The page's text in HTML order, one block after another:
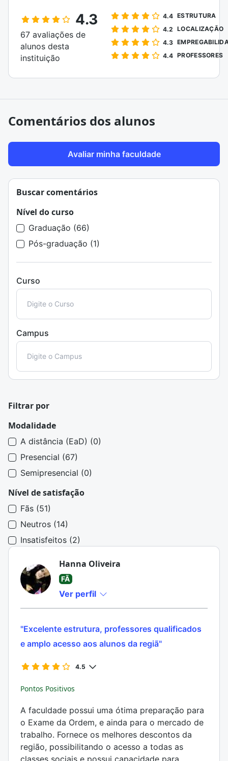
4.3
67 avaliações de
alunos desta
instituição
4.4 ESTRUTURA
4.2 LOCALIZAÇÃO
4.3
4.4 PROFESSORES
Comentários dos alunos
Avaliar minha faculdade
Buscar comentários
Nível do curso
Graduação (66)
Pós-graduação (1)
Curso
Campus
Filtrar por
Modalidade
A distância (EaD) (0)
Presencial (67)
Semipresencial (0)
Nível de satisfação
Fãs (51)
Neutros (14)
Insatisfeitos (2)
Hanna Oliveira
FÃ
Ver perfil
"Excelente estrutura, professores qualificados
e amplo acesso aos alunos da regiã"
4.5
Pontos Positivos
A faculdade possui uma ótima preparação para
o Exame da Ordem, e ainda para o mercado de
trabalho. Fornece os melhores descontos da
região, possibilitando o acesso a todas as
classes sociais e possui capacidade para